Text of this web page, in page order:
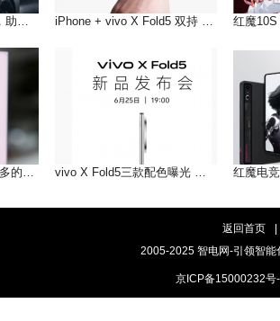
小米汽车雨季用车指南，助您在雨季安全出行 iPhone + vivo X Fold5 双持 以长补短互联互通双倍快乐!
三星Galaxy Z Fold 7 更多的AI即将到来 vivo X Fold5三款配色曝光 轻薄手感，和你好搭
返回首页
2005-2025 智电网-引领智
京ICP备15000232号